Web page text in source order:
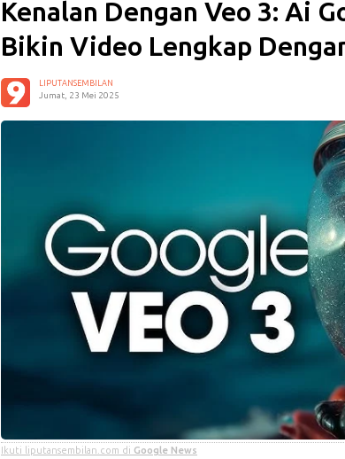
Kenalan Dengan Veo 3: Ai
Bikin Video Lengkap
LIPUTANSEMBILAN
Jumat, 23 Mei 2025
Ikuti liputansembilan.com di Google News